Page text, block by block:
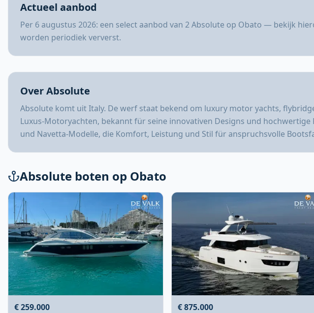
Actueel aanbod
Per 6 augustus 2026: een select aanbod van 2 Absolute op Obato — bekijk
worden periodiek ververst.
Over Absolute
Absolute komt uit Italy. De werf staat bekend om luxury motor yachts,
Luxus-Motoryachten, bekannt für seine innovativen Designs und
und Navetta-Modelle, die Komfort, Leistung und Stil für anspruchsvolle
Absolute boten op Obato
€ 259.000 € 875.000